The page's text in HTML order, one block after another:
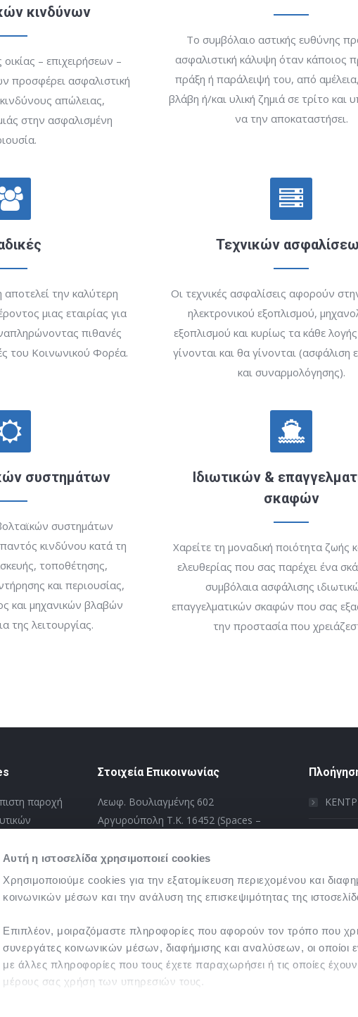
Αυτή η ιστοσελίδα χρησιμοποιεί cookies
Χρησιμοποιούμε cookies για την εξατομίκευση περιεχομένου και
κοινωνικών μέσων και την ανάλυση της επισκεψιμότητας της
Επιπλέον, μοιραζόμαστε πληροφορίες που αφορούν τον τρόπο που
συνεργάτες κοινωνικών μέσων, διαφήμισης και αναλύσεων, οι οποίοι
με άλλες πληροφορίες που τους έχετε παραχωρήσει ή τις οποίες
μέρους σας χρήση των υπηρεσιών τους.
κινδύνων
– επιχειρήσεων –
προσφέρει ασφαλιστική
απώλειας,
στην ασφαλισμένη
Το συμβόλαιο αστικής ευθύνης
ασφαλιστική κάλυψη όταν κάποιος
πράξη ή παράλειψή του, από
βλάβη ή/και υλική ζημιά σε τρίτο και
να την αποκαταστήσει.
την καλύτερη
μιας εταιρίας για
πιθανές
του Κοινωνικού Φορέα.
Τεχνικών
Οι τεχνικές ασφαλίσεις αφορούν
ηλεκτρονικού εξοπλισμού,
εξοπλισμού και κυρίως τα κάθε
γίνονται και θα γίνονται (ασφάλιση
και συναρμολόγησης).
συστημάτων
συστημάτων
κινδύνου κατά τη
τοποθέτησης,
και περιουσίας,
και μηχανικών βλαβών
της λειτουργίας.
Ιδιωτικών &
σκαφών
Χαρείτε τη μοναδική ποιότητα ζωής
ελευθερίας που σας παρέχει ένα
συμβόλαια ασφάλισης
επαγγελματικών σκαφών που σας
την προστασία που
παροχή
τη
και
δικαίων
Στοιχεία Επικοινωνίας
Λεωφ. Βουλιαγμένης 602
Αργυρούπολη Τ.Κ. 16452 (Spaces –
Τηλ.: 210 9833508
Δευτέρα – Παρασκευή 09:00 – 17:00
Find us on: